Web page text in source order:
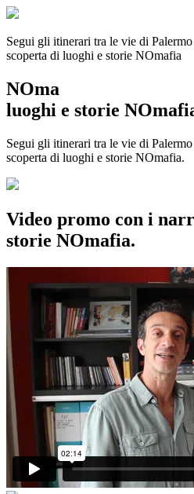
Segui gli itinerari tra le vie di
scoperta di luoghi e storie NOmafia
NOma
luoghi e storie
Segui gli itinerari tra le vie di
scoperta di luoghi e storie NOmafia.
Video promo con i
storie NOmafia.